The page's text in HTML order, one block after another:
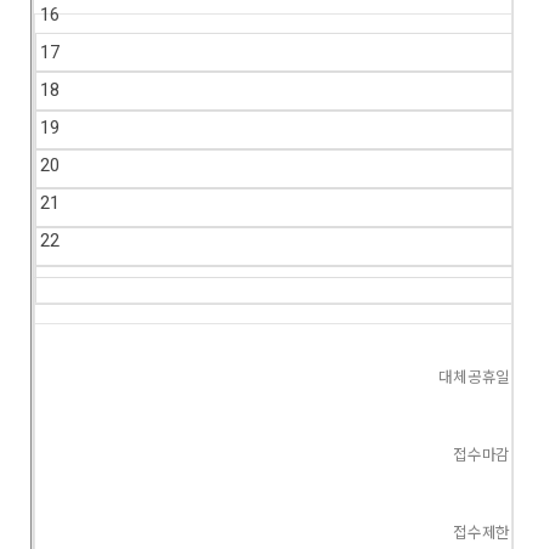
16
17
18
19
20
21
22
대체공휴일
접수마감
접수제한